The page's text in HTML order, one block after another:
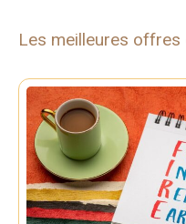
Les meilleures